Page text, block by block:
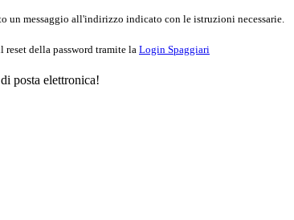
un messaggio all'indirizzo indicato con le istruzioni necessarie.
reset della password tramite la Login Spaggiari
posta elettronica!